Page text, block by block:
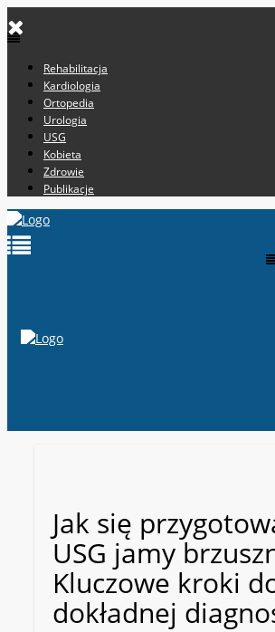
Rehabilitacja
Kardiologia
Ortopedia
Urologia
USG
Kobieta
Zdrowie
Publikacje
Jak się
USG jamy
Kluczowe kroki
dokładnej